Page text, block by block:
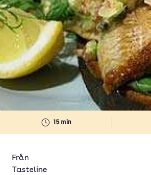
15 min
Från
Tasteline